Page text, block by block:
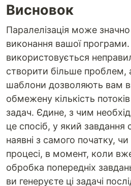
Висновок
Паралелізація може
виконання вашої
використовується
створити більше проблем,
шаблони дозволяють вам
обмежену кількість
задач. Єдине, з чим
це спосіб, у який
наявні з самого початку,
процесі, в момент, коли
обробка попередніх
ви генеруєте ці задачі